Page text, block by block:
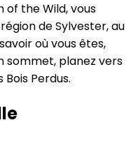
of the Wild, vous
de Sylvester, au
où vous êtes,
sommet, planez vers
Perdus.